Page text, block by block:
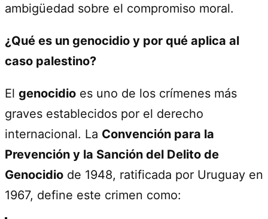
ambigüedad sobre el compromiso moral.
¿Qué es un genocidio y por qué aplica al
caso palestino?
El genocidio es uno de los crímenes más
graves establecidos por el derecho
internacional. La Convención para la
Prevención y la Sanción del Delito de
Genocidio de 1948, ratificada por Uruguay en
1967, define este crimen como: